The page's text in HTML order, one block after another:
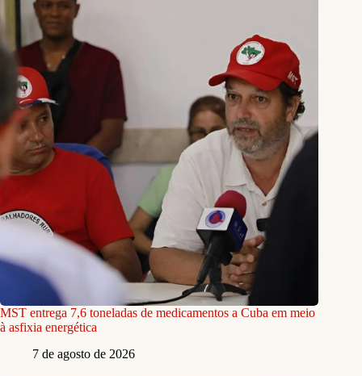
MST entrega 7,6 toneladas de medicamentos a Cuba em meio
à asfixia energética
7 de agosto de 2026